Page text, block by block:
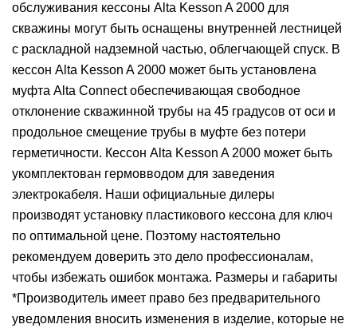
обслуживания кессоны Alta Kesson A 2000 для
скважины могут быть оснащены внутренней лестницей
с раскладной надземной частью, облегчающей спуск. В
кессон Alta Kesson A 2000 может быть установлена
муфта Alta Connect обеспечивающая свободное
отклонение скважинной трубы на 45 градусов от оси и
продольное смещение трубы в муфте без потери
герметичности. Кессон Alta Kesson A 2000 может быть
укомплектован гермовводом для заведения
электрокабеля. Наши официальные дилеры
производят установку пластикового кессона для ключ
по оптимальной цене. Поэтому настоятельно
рекомендуем доверить это дело профессионалам,
чтобы избежать ошибок монтажа. Размеры и габариты
*Производитель имеет право без предварительного
уведомления вносить изменения в изделие, которые не